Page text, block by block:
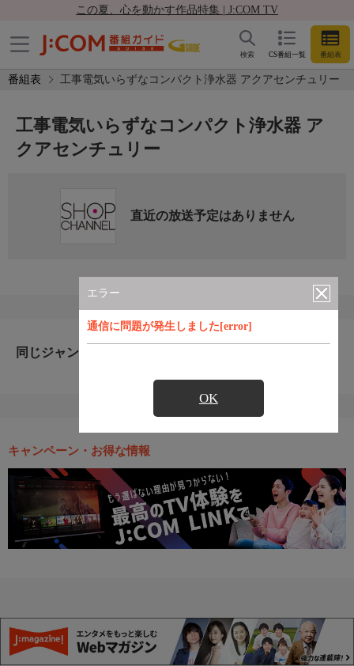
この夏、心を動かす作品特集 | J:COM TV
CS番組一覧 番組表
検索
番組表 工事電気いらずなコンパクト浄水器 アクアセンチュリー
エラー
通信に問題が発生しました[error]
OK
工事電気いらずなコンパクト浄水器 ア
クアセンチュリー
直近の放送予定はありません
同じジャンルのおすすめ番組
キャンペーン・お得な情報